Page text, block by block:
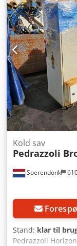
Soerendonk
Kold sav
Pedrazzoli
Stand: klar til
Pedrazzoli